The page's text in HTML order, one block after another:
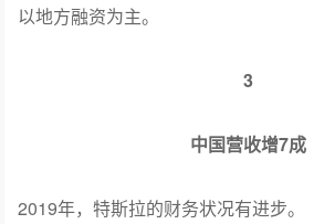
以地方融资为主。
3
中国营收增7成
2019年，特斯拉的财务状况有进步。